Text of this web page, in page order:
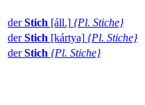
derStich [áll.] {Pl. Stiche}
derStich [kártya] {Pl. Stiche}
derStich {Pl. Stiche}